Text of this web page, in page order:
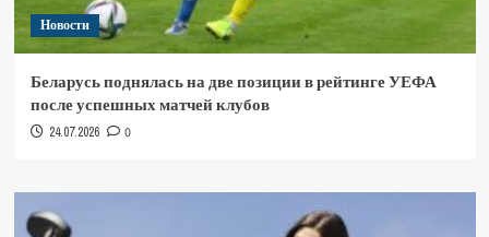
Новости
Беларусь поднялась на две позиции в рейтинге УЕФА
после успешных матчей клубов
24.07.2026 0